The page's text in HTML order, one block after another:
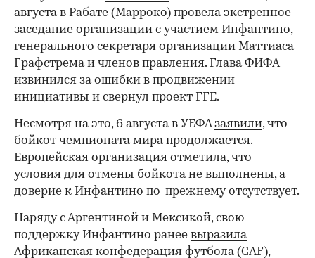
августа в Рабате (Марроко) провела экстренное
заседание организации с участием Инфантино,
генерального секретаря организации Маттиаса
Графстрема и членов правления. Глава ФИФА
извинился за ошибки в продвижении
инициативы и свернул проект FFE.
Несмотря на это, 6 августа в УЕФАзаявили, что
бойкот чемпионата мира продолжается.
Европейская организация отметила, что
условия для отмены бойкота не выполнены, а
доверие к Инфантино по-прежнему отсутствует.
Наряду с Аргентиной и Мексикой, свою
поддержку Инфантино ранее выразила
Африканская конфедерация футбола (CAF),